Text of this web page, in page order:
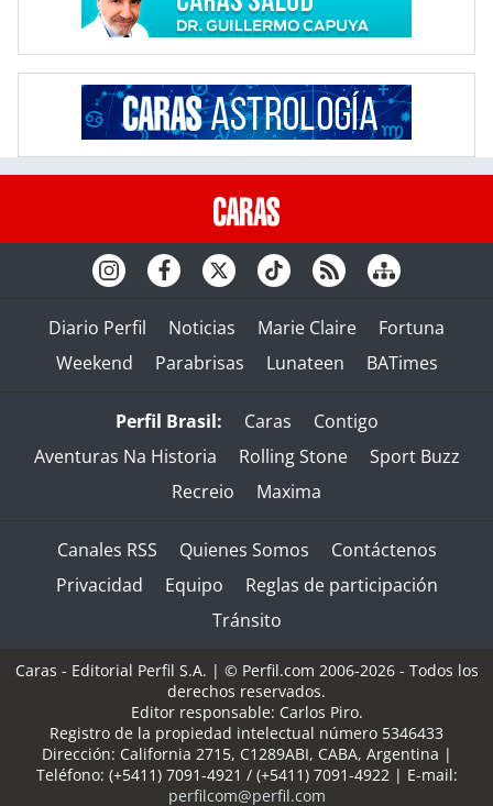
Diario Perfil Noticias Marie Claire
Fortuna
Weekend
Parabrisas Lunateen BATimes
Perfil Brasil: Caras
Contigo
Aventuras Na Historia
Rolling Stone
Sport Buzz
Recreio
Maxima
Canales RSS Quienes Somos
Contáctenos
Privacidad
Equipo
Reglas de participación
Tránsito
Caras - Editorial Perfil S.A. | © Perfil.com 2006-2026 - Todos los
derechos reservados.
Editor responsable: Carlos Piro.
Registro de la propiedad intelectual número 5346433
Dirección: California 2715, C1289ABI, CABA, Argentina |
Teléfono: (+5411) 7091-4921 / (+5411) 7091-4922| E-mail:
perfilcom@perfil.com